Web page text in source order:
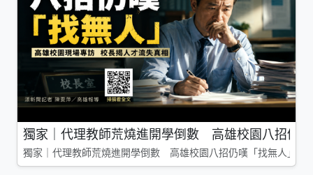
獨家｜代理教師荒燒進開學倒數 高雄校園八招仍
獨家｜代理教師荒燒進開學倒數 高雄校園八招仍嘆「找無人」